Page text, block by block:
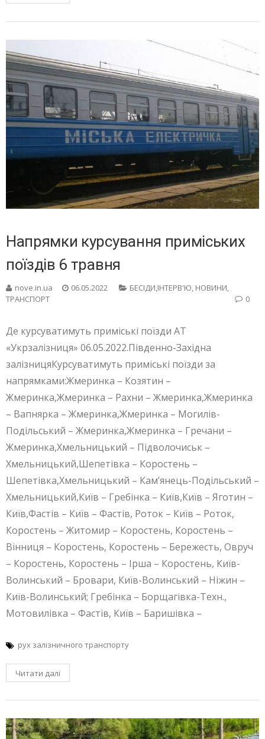
Напрямки курсування приміських
поїздів 6 травня
nove.in.ua 06.05.2022 БЕСIДИ,ІНТЕРВ'Ю, НОВИНИ,
ТРАНСПОРТ
0
Де курсуватимуть приміські поїзди АТ
«Укрзалізниця» 06.05.2022.Південно-Західна
залізницяКурсуватимуть приміські поїзди за
напрямками:Жмеринка – Козятин –
Жмеринка,Жмеринка – Рахни – Жмеринка,Жмеринка
– Вапнярка – Жмеринка,Жмеринка – Могилів-
Подільський – Жмеринка,Жмеринка – Гречани –
Жмеринка,Хмельницький – Підволочиськ –
Хмельницький,Шепетівка – Коростень –
Шепетівка,Хмельницький – Кам’янець-Подільський –
Хмельницький,Київ – Гребінка – Київ,Київ – Яготин –
Київ,Фастів – Київ – Фастів, Роток – Київ – Роток,
Коростень – Житомир – Коростень, Коростень –
Вінниця – Коростень, Коростень – Бережесть, Овруч
– Коростень, Коростень – Ірша – Коростень, Київ-
Волинський – Бровари, Київ-Волинський – Ніжин –
Київ-Волинський; Гребінка – Борщагівка-Техн.,
Мотовилівка – Фастів, Київ – Баришівка –
рух залізничного транспорту
Читати далі